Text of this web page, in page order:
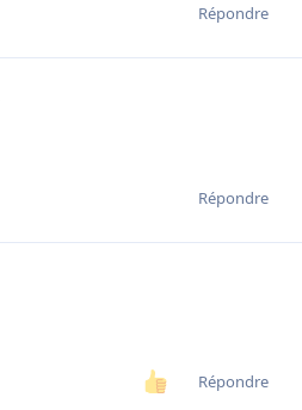
Répondre
Répondre
Répondre